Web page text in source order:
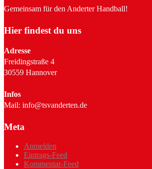
Gemeinsam für den Anderter Handball!
Hier findest du uns
Adresse
Freidingstraße 4
30559 Hannover
Infos
Mail: info@tsvanderten.de
Meta
Anmelden
Eintrags-Feed
Kommentar-Feed